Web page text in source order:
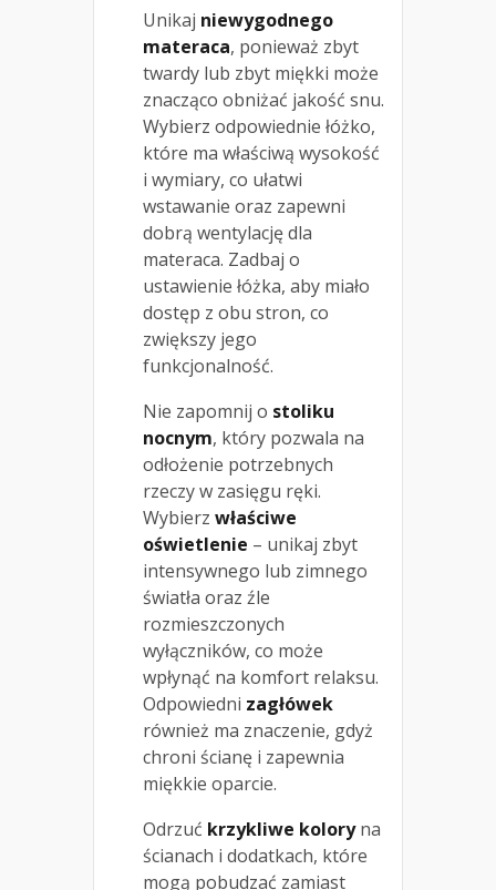
Unikaj niewygodnego
materaca, ponieważ zbyt
twardy lub zbyt miękki może
znacząco obniżać jakość snu.
Wybierz odpowiednie łóżko,
które ma właściwą wysokość
i wymiary, co ułatwi
wstawanie oraz zapewni
dobrą wentylację dla
materaca. Zadbaj o
ustawienie łóżka, aby miało
dostęp z obu stron, co
zwiększy jego
funkcjonalność.
Nie zapomnij o stoliku
nocnym, który pozwala na
odłożenie potrzebnych
rzeczy w zasięgu ręki.
Wybierz właściwe
oświetlenie – unikaj zbyt
intensywnego lub zimnego
światła oraz źle
rozmieszczonych
wyłączników, co może
wpłynąć na komfort relaksu.
Odpowiedni zagłówek
również ma znaczenie, gdyż
chroni ścianę i zapewnia
miękkie oparcie.
Odrzuć krzykliwe koloryna
ścianach i dodatkach, które
mogą pobudzać zamiast